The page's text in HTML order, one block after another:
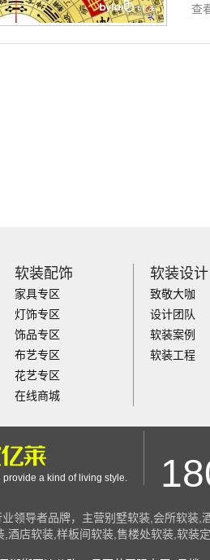
查
软装配饰
家具专区
灯饰专区
饰品专区
布艺专区
花艺专区
在线商城
软装设计
致敬大咖
设计团队
软装案例
软装工程
a kind of living style.
领导者品牌，主营别墅软装,会所软装,
酒店软装,样板间软装,售楼处软装,软装